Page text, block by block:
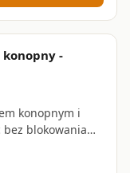
-
konopnym i
blokowania